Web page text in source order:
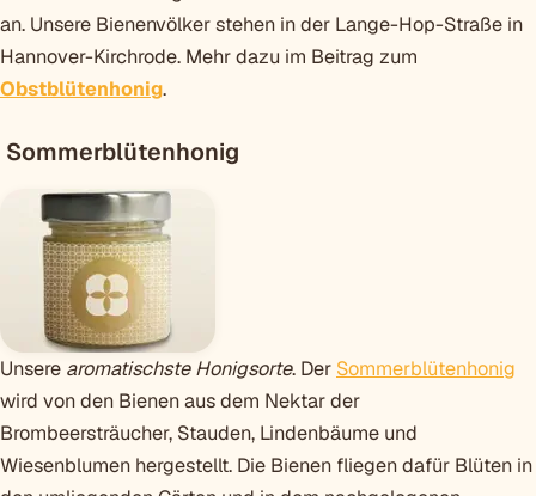
an. Unsere Bienenvölker stehen in der Lange-Hop-Straße in
Hannover-Kirchrode. Mehr dazu im Beitrag zum
Obstblütenhonig.
Sommerblütenhonig
Unsere aromatischste Honigsorte. Der Sommerblütenhonig
wird von den Bienen aus dem Nektar der
Brombeersträucher, Stauden, Lindenbäume und
Wiesenblumen hergestellt. Die Bienen fliegen dafür Blüten in